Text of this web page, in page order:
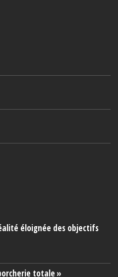
éloignée des objectifs
totale »